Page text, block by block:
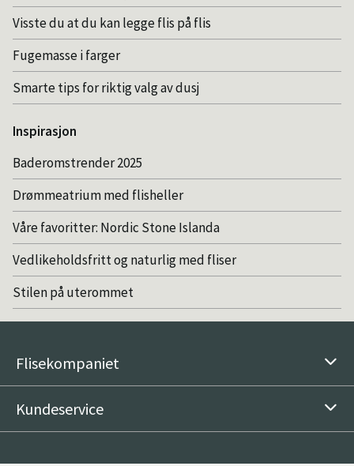
Visste du at du kan legge flis på flis
Fugemasse i farger
Smarte tips for riktig valg av dusj
Inspirasjon
Baderomstrender 2025
Drømmeatrium med flisheller
Våre favoritter: Nordic Stone Islanda
Vedlikeholdsfritt og naturlig med fliser
Stilen på uterommet
Flisekompaniet
Kundeservice